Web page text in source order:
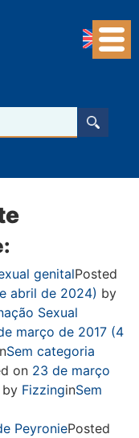
genitalPosted
abril de 2024) by
Sexual
março de 2017 (4
Sem categoria
on 23 de março
by FizzinginSem
PeyroniePosted